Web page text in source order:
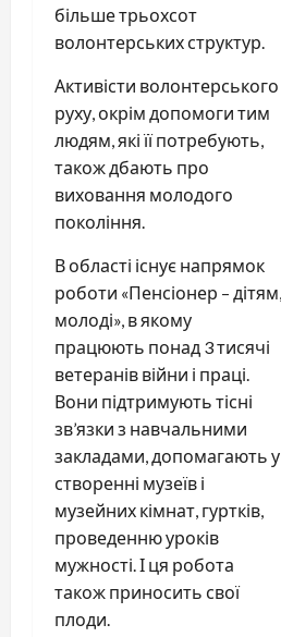
більше трьохсот
волонтерських структур.
Активісти волонтерського
руху, окрім допомоги тим
людям, які її потребують,
також дбають про
виховання молодого
покоління.
В області існує напрямок
роботи «Пенсіонер – дітям,
молоді», в якому
працюють понад 3 тисячі
ветеранів війни і праці.
Вони підтримують тісні
зв’язки з навчальними
закладами, допомагають у
створенні музеїв і
музейних кімнат, гуртків,
проведенню уроків
мужності. І ця робота
також приносить свої
плоди.